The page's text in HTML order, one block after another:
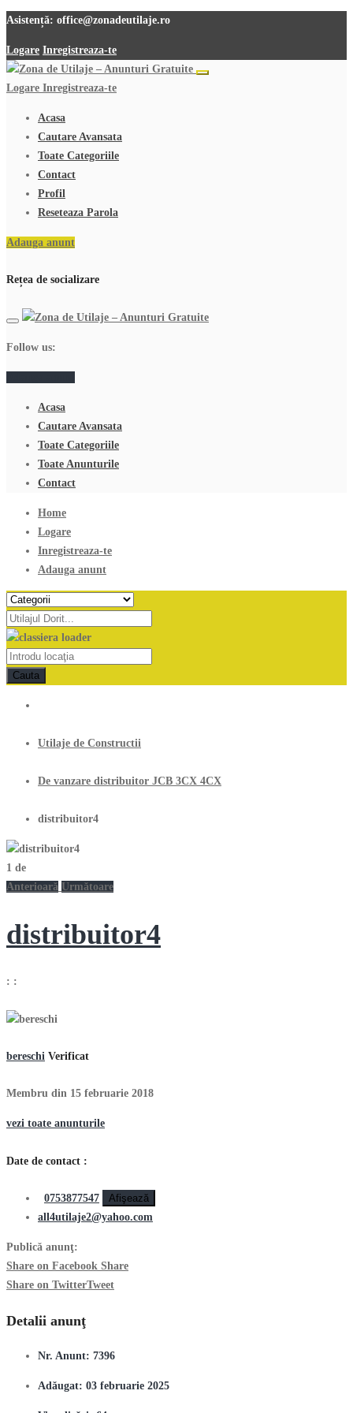
Asistență: office@zonadeutilaje.ro
Logare Inregistreaza-te
Logare Inregistreaza-te
Acasa
Cautare Avansata
Toate Categoriile
Contact
Profil
Reseteaza Parola
Adauga anunt
Rețea de socializare
Follow us:
Acasa
Cautare Avansata
Toate Categoriile
Toate Anunturile
Contact
Home
Logare
Inregistreaza-te
Adauga anunt
Cauta
Utilaje de Constructii
De vanzare distribuitor JCB 3CX 4CX
distribuitor4
1 de
Anterioară Următoare
distribuitor4
: :
bereschi Verificat
Membru din 15 februarie 2018
vezi toate anunturile
Date de contact :
0753877547
Afişează
all4utilaje2@yahoo.com
Publică anunţ:
Share on Facebook Share
Share on TwitterTweet
Detalii anunţ
Nr. Anunt: 7396
Adăugat: 03 februarie 2025